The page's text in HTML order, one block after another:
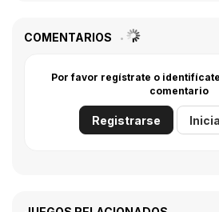
COMENTARIOS
Por favor regístrate o
comentario
Registrarse